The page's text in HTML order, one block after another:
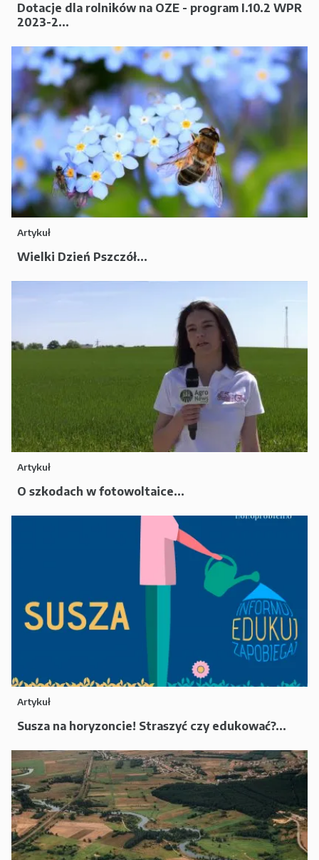
Dotacje dla rolników na OZE - program I.10.2 WPR
2023-2...
Artykuł
Wielki Dzień Pszczół...
Artykuł
O szkodach w fotowoltaice...
Artykuł
Susza na horyzoncie! Straszyć czy edukować?...